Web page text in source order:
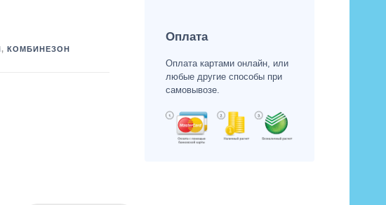
, КОМБИНЕЗОН
Оплата
Оплата картами онлайн, или
любые другие способы при
самовывозе.